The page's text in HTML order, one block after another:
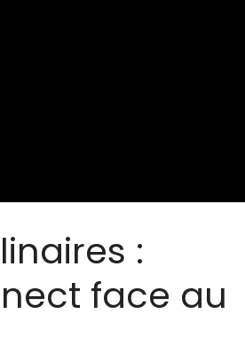
:
face au